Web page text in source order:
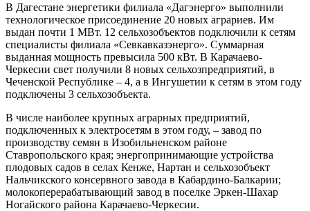
В Дагестане энергетики филиала «Дагэнерго» выполнили
технологическое присоединение 20 новых аграриев. Им
выдан почти 1 МВт. 12 сельхозобъектов подключили к сетям
специалисты филиала «Севкавказэнерго». Суммарная
выданная мощность превысила 500 кВт. В Карачаево-
Черкесии свет получили 8 новых сельхозпредприятий, в
Чеченской Республике – 4, а в Ингушетии к сетям в этом году
подключены 3 сельхозобъекта.
В числе наиболее крупных аграрных предприятий,
подключенных к электросетям в этом году, – завод по
производству семян в Изобильненском районе
Ставропольского края; энергопринимающие устройства
плодовых садов в селах Кенже, Нартан и сельхозобъект
Нальчикского консервного завода в Кабардино-Балкарии;
молокоперерабатывающий завод в поселке Эркен-Шахар
Ногайского района Карачаево-Черкесии.